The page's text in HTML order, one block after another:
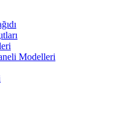
Modelleri